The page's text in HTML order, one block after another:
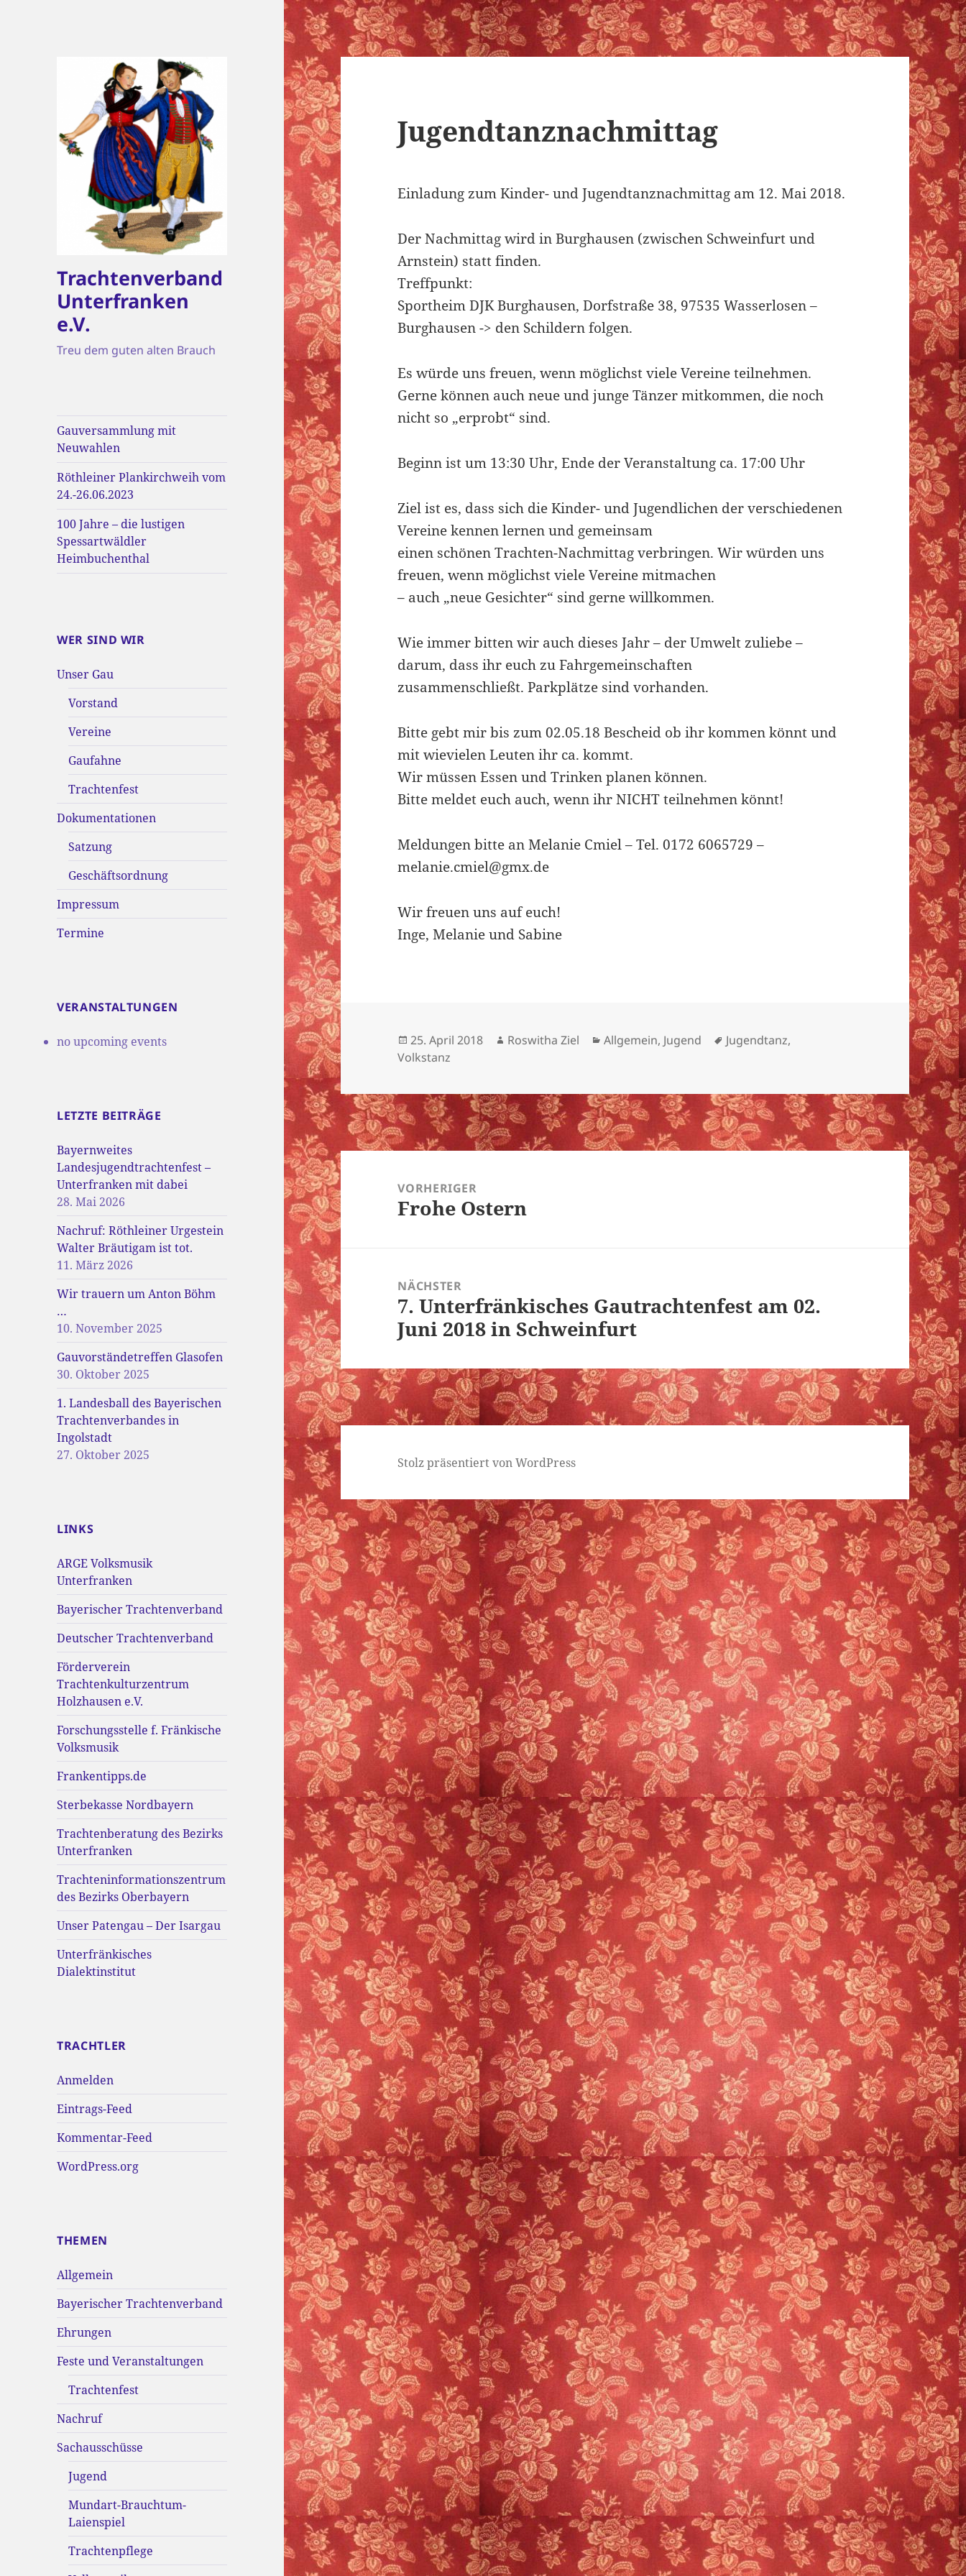
Trachtenverband
Unterfranken
e.V.
Treu dem guten alten Brauch
Gauversammlung mit
Neuwahlen
Röthleiner Plankirchweih vom
24.-26.06.2023
100 Jahre – die lustigen
Spessartwäldler
Heimbuchenthal
WER SIND WIR
Unser Gau
Vorstand
Vereine
Gaufahne
Trachtenfest
Dokumentationen
Satzung
Geschäftsordnung
Impressum
Termine
VERANSTALTUNGEN
no upcoming events
LETZTE BEITRÄGE
Bayernweites
Landesjugendtrachtenfest –
Unterfranken mit dabei
28. Mai 2026
Nachruf: Röthleiner Urgestein
Walter Bräutigam ist tot.
11. März 2026
Wir trauern um Anton Böhm
…
10. November 2025
Gauvorständetreffen Glasofen
30. Oktober 2025
1. Landesball des Bayerischen
Trachtenverbandes in
Ingolstadt
27. Oktober 2025
LINKS
ARGE Volksmusik
Unterfranken
Bayerischer Trachtenverband
Deutscher Trachtenverband
Förderverein
Trachtenkulturzentrum
Holzhausen e.V.
Forschungsstelle f. Fränkische
Volksmusik
Frankentipps.de
Sterbekasse Nordbayern
Trachtenberatung des Bezirks
Unterfranken
Trachteninformationszentrum
des Bezirks Oberbayern
Unser Patengau – Der Isargau
Unterfränkisches
Dialektinstitut
TRACHTLER
Anmelden
Eintrags-Feed
Kommentar-Feed
WordPress.org
THEMEN
Allgemein
Bayerischer Trachtenverband
Ehrungen
Feste und Veranstaltungen
Trachtenfest
Nachruf
Sachausschüsse
Jugend
Mundart-Brauchtum-
Laienspiel
Trachtenpflege
Jugendtanznachmittag
Einladung zum Kinder- und Jugendtanznachmittag am 12. Mai 2018.
Der Nachmittag wird in Burghausen (zwischen Schweinfurt und
Arnstein) statt finden.
Treffpunkt:
Sportheim DJK Burghausen, Dorfstraße 38, 97535 Wasserlosen –
Burghausen -> den Schildern folgen.
Es würde uns freuen, wenn möglichst viele Vereine teilnehmen.
Gerne können auch neue und junge Tänzer mitkommen, die noch
nicht so „erprobt“ sind.
Beginn ist um 13:30 Uhr, Ende der Veranstaltung ca. 17:00 Uhr
Ziel ist es, dass sich die Kinder- und Jugendlichen der verschiedenen
Vereine kennen lernen und gemeinsam
einen schönen Trachten-Nachmittag verbringen. Wir würden uns
freuen, wenn möglichst viele Vereine mitmachen
– auch „neue Gesichter“ sind gerne willkommen.
Wie immer bitten wir auch dieses Jahr – der Umwelt zuliebe –
darum, dass ihr euch zu Fahrgemeinschaften
zusammenschließt. Parkplätze sind vorhanden.
Bitte gebt mir bis zum 02.05.18 Bescheid ob ihr kommen könnt und
mit wievielen Leuten ihr ca. kommt.
Wir müssen Essen und Trinken planen können.
Bitte meldet euch auch, wenn ihr NICHT teilnehmen könnt!
Meldungen bitte an Melanie Cmiel – Tel. 0172 6065729 –
melanie.cmiel@gmx.de
Wir freuen uns auf euch!
Inge, Melanie und Sabine
Veröffentlicht
am
25. April 2018 Autor
Roswitha Ziel Kategorien
Allgemein, Jugend Schlagwörter
Jugendtanz,
Volkstanz
Beitragsnavigation
VORHERIGER
Vorheriger
Frohe Ostern
NÄCHSTER
Nächster
Beitrag:
7. Unterfränkisches Gautrachtenfest am 02.
Juni 2018 in Schweinfurt
Stolz präsentiert von WordPress